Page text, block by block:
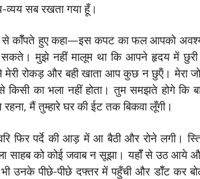
व्यय सब रखता गया हूँ।
से कॉँपते हुए कहा—इस कपट का फल आपको अवश्य
मुझे नहीं मालूम था कि आपने हृदय में छुरी
रोकड़ और बही खाता आप कुछ न छुऍं। मेरा
किसी का भला नहीं होता। तुम समझते होगे कि
मैं तुम्हारे घर की ईट तक बिकवा लूँगी।
फिर पर्दे की आड़ में आ बैठी और रोने लगी।
साहब को कोई जवाब न सूझा। यहॉँ से उठ
उनके पीछे-पीछे दफ्तर में पहुँची और डॉँट कर